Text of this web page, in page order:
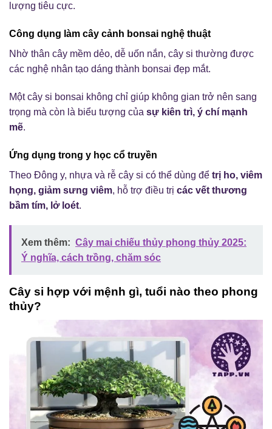
lượng tiêu cực.
Công dụng làm cây cảnh bonsai nghệ thuật
Nhờ thân cây mềm dẻo, dễ uốn nắn, cây si thường được
các nghệ nhân tạo dáng thành bonsai đẹp mắt.
Một cây si bonsai không chỉ giúp không gian trở nên sang
trọng mà còn là biểu tượng của sự kiên trì, ý chí mạnh
mẽ.
Ứng dụng trong y học cổ truyền
Theo Đông y, nhựa và rễ cây si có thể dùng để trị ho, viêm
họng, giảm sưng viêm, hỗ trợ điều trị các vết thương
bầm tím, lở loét.
Xem thêm: Cây mai chiếu thủy phong thủy 2025:
Ý nghĩa, cách trồng, chăm sóc
Cây si hợp với mệnh gì, tuổi nào theo phong
thủy?